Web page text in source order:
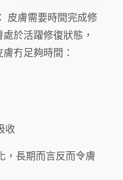
皮膚需要時間完成修
於活躍修復狀態，
冇足夠時間：
收
，長期而言反而令膚